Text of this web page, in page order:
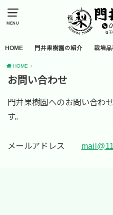
MENU
HOME 門井果樹園の紹介 栽培品
HOME
お問い合わせ
門井果樹園へのお問い合わ
す。
メールアドレス